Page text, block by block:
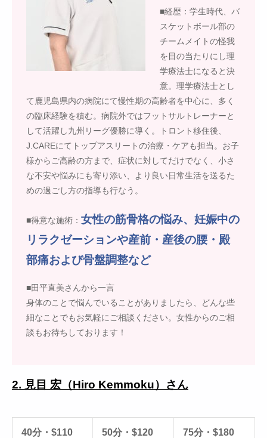
■経歴：学生時代、バ
スケットボール部の
チームメイトの怪我
を目の当たりにし理
学療法士になると決
意。理学療法士とし
て鹿児島県内の病院にて慢性期の高齢者を中心に、多く
の臨床経験を積む。病院外ではフットサルトレーナーと
して活躍し九州リーグ優勝に導く。トロント移住後、
J.CAREにてトップアスリートの治療・ケアも担当。お子
様からご高齢の方まで、症状に対してだけでなく、小さ
な不安や悩みにも寄り添い、より良い日常生活を送るた
めの過ごし方の指導も行なう。
■得意な施術： 女性の筋骨格の悩み、妊娠中の
リラクゼーションや産前・産後の腰・殿
部痛および骨盤調整など
■田平直美さんから一言
身体のことで悩んでいることがありましたら、どんな些
細なことでもお気軽にご相談ください。女性からのご相
談もお待ちしております！
2. 見目 宏（Hiro Kemmoku）さん
40分・$110
50分・$120
75分・$180